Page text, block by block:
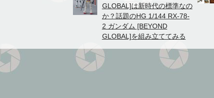
GLOBAL]は新時代の標準なの
か？話題のHG 1/144 RX-78-
2 ガンダム [BEYOND
GLOBAL]を組み立ててみる